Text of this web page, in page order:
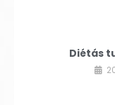
Diétás